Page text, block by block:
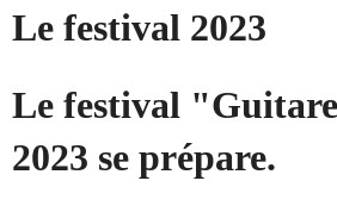
Le festival 2023
Le festival
2023 se prépare.